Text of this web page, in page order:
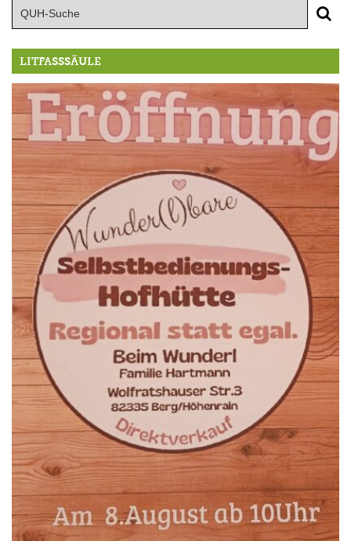
LITFASSSÄULE